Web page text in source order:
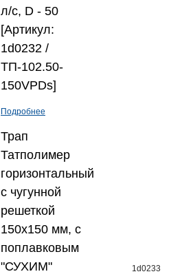
л/с, D - 50
[Артикул:
1d0232 /
ТП-102.50-
150VPDs]
Подробнее
Трап
Татполимер
горизонтальный
с чугунной
решеткой
150x150 мм, с
поплавковым
"СУХИМ"
1d0233